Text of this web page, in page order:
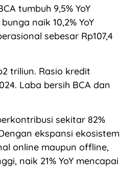
tumbuh 9,5% YoY
naik 10,2% YoY
sebesar Rp107,4
triliun. Rasio kredit
Laba bersih BCA dan
sekitar 82%
ekspansi ekosistem
online maupun offline,
naik 21% YoY mencapai